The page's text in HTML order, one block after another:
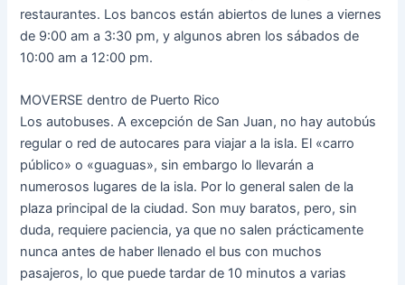
restaurantes. Los bancos están abiertos de lunes a viernes
de 9:00 am a 3:30 pm, y algunos abren los sábados de
10:00 am a 12:00 pm.
MOVERSE dentro de Puerto Rico
Los autobuses. A excepción de San Juan, no hay autobús
regular o red de autocares para viajar a la isla. El «carro
público» o «guaguas», sin embargo lo llevarán a
numerosos lugares de la isla. Por lo general salen de la
plaza principal de la ciudad. Son muy baratos, pero, sin
duda, requiere paciencia, ya que no salen prácticamente
nunca antes de haber llenado el bus con muchos
pasajeros, lo que puede tardar de 10 minutos a varias